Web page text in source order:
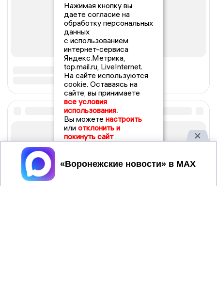
Нажимая кнопку вы
даете согласие на
обработку персональных
данных
с использованием
интернет-сервиса
Яндекс.Метрика,
top.mail.ru, LiveInternet.
На сайте используются
cookie. Оставаясь на
сайте, вы принимаете
все условия
использования.
Вы можете настроить
или отклонить и
покинуть сайт
Принять